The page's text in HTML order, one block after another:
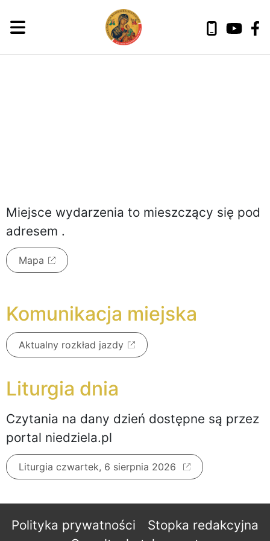
Miejsce wydarzenia to mieszczący się pod
adresem .
Mapa
Komunikacja miejska
Aktualny rozkład jazdy
Liturgia dnia
Czytania na dany dzień dostępne są przez
portal niedziela.pl
Liturgia czwartek, 6 sierpnia 2026
Polityka prywatności
Stopka redakcyjna